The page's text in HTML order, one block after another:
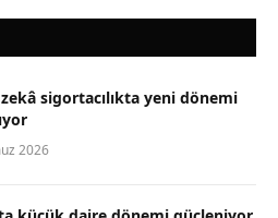
sigortacılıkta yeni dönemi
2026